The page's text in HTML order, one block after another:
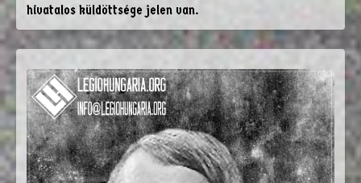
hivatalos küldöttsége jelen van.